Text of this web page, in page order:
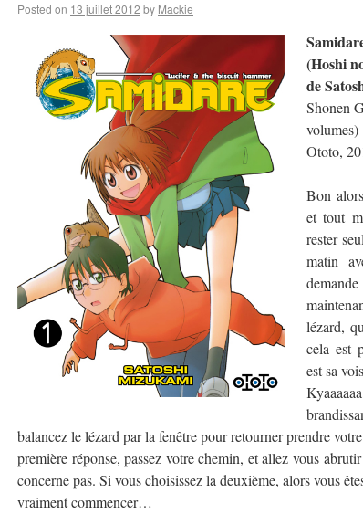
Posted on 13 juillet 2012 by Mackie
(Hoshi
de
Shonen
volumes)
Ototo,
Bon alors
et tout
rester
matin
lézard,
cela est
est sa
balancez le lézard par la fenêtre pour retourner prendre
première réponse, passez votre chemin, et allez vous
concerne pas. Si vous choisissez la deuxième, alors vous
vraiment commencer…